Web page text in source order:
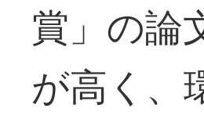
賞」の論
が高く、